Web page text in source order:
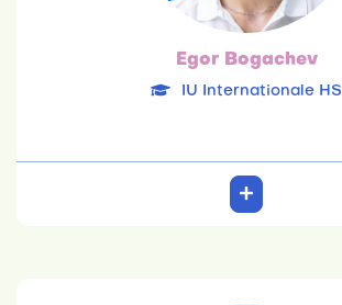
Egor Bogachev
IU Internationale HS